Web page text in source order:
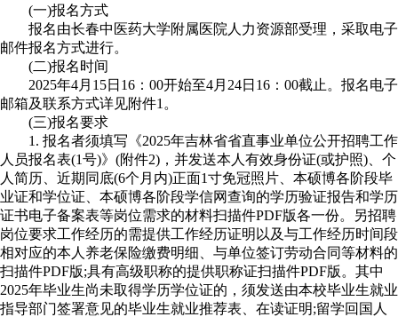
(一)报名方式
报名由长春中医药大学附属医院人力资源部受理，采取电子
邮件报名方式进行。
(二)报名时间
2025年4月15日16：00开始至4月24日16：00截止。报名电子
邮箱及联系方式详见附件1。
(三)报名要求
1. 报名者须填写《2025年吉林省省直事业单位公开招聘工作
人员报名表(1号)》(附件2)，并发送本人有效身份证(或护照)、个
人简历、近期同底(6个月内)正面1寸免冠照片、本硕博各阶段毕
业证和学位证、本硕博各阶段学信网查询的学历验证报告和学历
证书电子备案表等岗位需求的材料扫描件PDF版各一份。另招聘
岗位要求工作经历的需提供工作经历证明以及与工作经历时间段
相对应的本人养老保险缴费明细、与单位签订劳动合同等材料的
扫描件PDF版;具有高级职称的提供职称证扫描件PDF版。其中
2025年毕业生尚未取得学历学位证的，须发送由本校毕业生就业
指导部门签署意见的毕业生就业推荐表、在读证明;留学回国人